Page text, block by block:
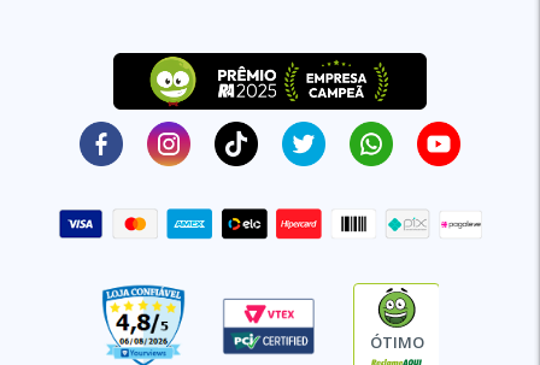
ÓTIMO